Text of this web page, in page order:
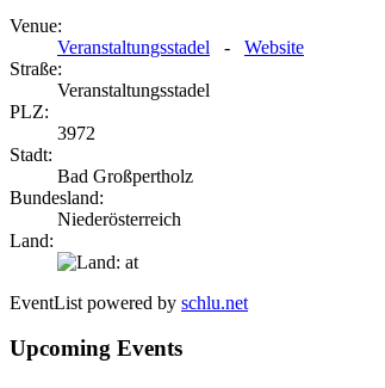
Venue:
Veranstaltungsstadel - Website
Straße:
Veranstaltungsstadel
PLZ:
3972
Stadt:
Bad Großpertholz
Bundesland:
Niederösterreich
Land:
EventList powered by schlu.net
Upcoming Events